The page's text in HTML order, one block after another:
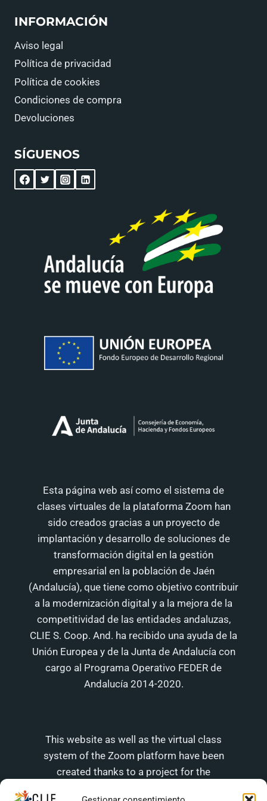
INFORMACIÓN
Aviso legal
Política de privacidad
Política de cookies
Condiciones de compra
Devoluciones
SÍGUENOS
Esta página web así como el sistema de
clases virtuales de la plataforma Zoom han
sido creados gracias a un proyecto de
implantación y desarrollo de soluciones de
transformación digital en la gestión
empresarial en la población de Jaén
(Andalucía), que tiene como objetivo contribuir
a la modernización digital y a la mejora de la
competitividad de las entidades andaluzas,
CLIE S. Coop. And. ha recibido una ayuda de la
Unión Europea y de la Junta de Andalucía con
cargo al Programa Operativo FEDER de
Andalucía 2014-2020.
This website as well as the virtual class
system of the Zoom platform have been
created thanks to a project for the